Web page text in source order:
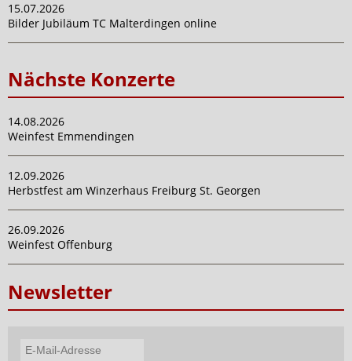
15.07.2026
Bilder Jubiläum TC Malterdingen online
Nächste Konzerte
14.08.2026
Weinfest Emmendingen
12.09.2026
Herbstfest am Winzerhaus Freiburg St. Georgen
26.09.2026
Weinfest Offenburg
Newsletter